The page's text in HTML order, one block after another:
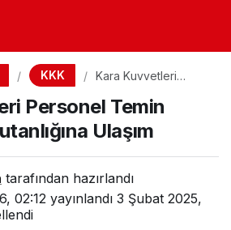
KKK
Kara Kuvvetleri
Merkezi
Komutanlığına Ulaşım
Personel Temin
Ulaşım
tarafından hazırlandı
02:12 yayınlandı 3 Şubat 2025,